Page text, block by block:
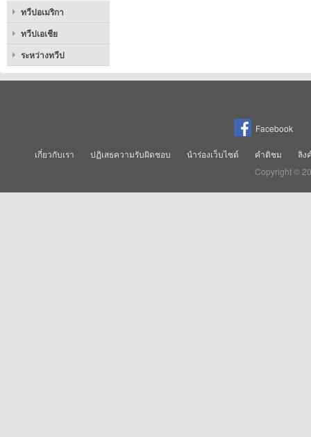
ทวีปอเมริกา
ทวีปเอเชีย
ระหว่างทวีป
Facebook
เกี่ยวกับเรา ปฏิเสธความรับผิดชอบ นำร่องเว็บไซต์ คำติชม
ลิง
Copyright ©